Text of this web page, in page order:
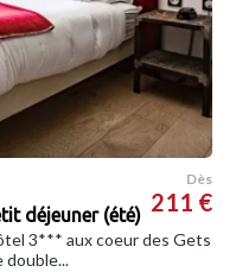
déjeuner (été)
Dès
211 €
3*** aux coeur des Gets
double...